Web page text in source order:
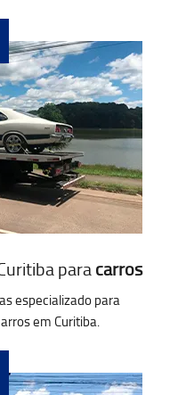
paracarros
especializado para
em Curitiba.